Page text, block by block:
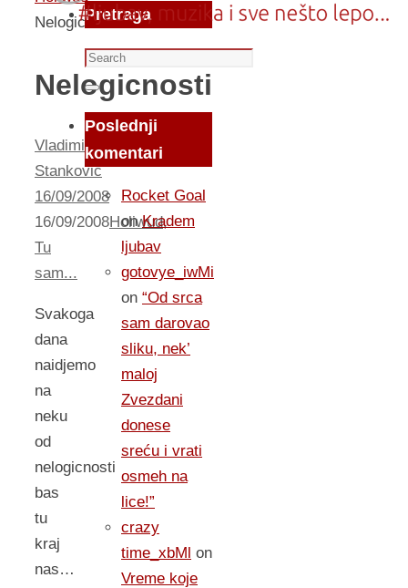
Nelogicnosti
Nelogicnosti
Vladimir
Stankovic
16/09/2008
16/09/2008Holiwud,
Tu
sam...
Svakoga
dana
naidjemo
na
neku
od
nelogicnosti
bas
tu
kraj
nas…
Pretraga
Search
for:
Search
Poslednji
komentari
Rocket Goal
onKradem
ljubav
gotovye_iwMi
on “Od srca
sam darovao
sliku, nek’
maloj
Zvezdani
donese
sreću i vrati
osmeh na
lice!”
crazy
time_xbMl on
Vreme koje